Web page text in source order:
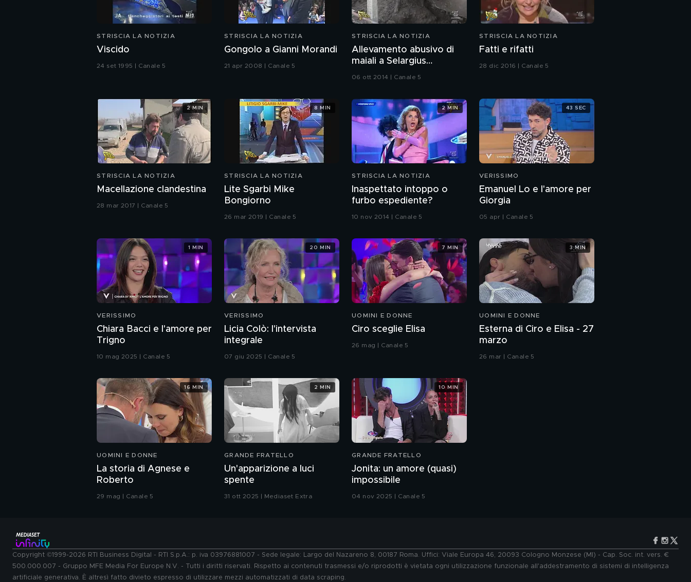
STRISCIA LA NOTIZIA
Viscido
24 set 1995 | Canale 5
STRISCIA LA NOTIZIA
Gongolo a Gianni Morandi
21 apr 2008 | Canale 5
STRISCIA LA NOTIZIA
Allevamento abusivo di
maiali a Selargius
06 ott 2014 | Canale 5
STRISCIA LA NOTIZIA
Fatti e rifatti
28 dic 2016 | Canale 5
STRISCIA LA NOTIZIA
Macellazione clandestina
28 mar 2017 | Canale 5
2 MIN
STRISCIA LA NOTIZIA
Lite Sgarbi Mike
Bongiorno
26 mar 2019 | Canale 5
8 MIN
STRISCIA LA NOTIZIA
Inaspettato intoppo o
furbo espediente?
10 nov 2014 | Canale 5
2 MIN
VERISSIMO
Emanuel Lo e l'amore per
Giorgia
05 apr | Canale 5
43 SEC
VERISSIMO
Chiara Bacci e l'amore per
Trigno
10 mag 2025 | Canale 5
1 MIN
VERISSIMO
Licia Colò: l'intervista
integrale
07 giu 2025 | Canale 5
20 MIN
UOMINI E DONNE
Ciro sceglie Elisa
26 mag | Canale 5
7 MIN
UOMINI E DONNE
Esterna di Ciro e Elisa - 27
marzo
26 mar | Canale 5
3 MIN
UOMINI E DONNE
La storia di Agnese e
Roberto
29 mag | Canale 5
16 MIN
GRANDE FRATELLO
Un'apparizione a luci
spente
31 ott 2025 | Mediaset Extra
2 MIN
GRANDE FRATELLO
Jonita: un amore (quasi)
impossibile
04 nov 2025 | Canale 5
10 MIN
Copyright ©1999-2026 RTI Business Digital - RTI S.p.A.: p. iva 03976881007 - Sede legale: Largo del Nazareno 8, 00187 Roma. Uffici: Viale Europa 46, 20093 Cologno Monzese (MI) - Cap. Soc. int. vers. €
500.000.007 - Gruppo MFE Media For Europe N.V. - Tutti i diritti riservati. Rispetto ai contenuti trasmessi e/o riprodotti è vietata ogni utilizzazione funzionale all'addestramento di sistemi di intelligenza
artificiale generativa. È altresì fatto divieto espresso di utilizzare mezzi automatizzati di data scraping.